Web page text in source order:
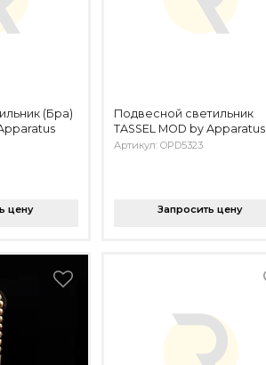
(Бра)
цену
Подвесной светильник
TASSEL MOD by Apparatus
Артикул: OPD5323
Запросить цену